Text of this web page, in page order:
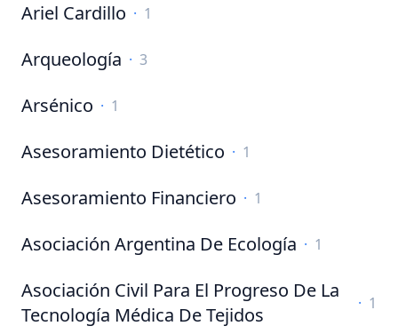
Ariel Cardillo · 1
Arqueología · 3
Arsénico · 1
Asesoramiento Dietético · 1
Asesoramiento Financiero · 1
Asociación Argentina De Ecología · 1
Asociación Civil Para El Progreso De La
Tecnología Médica De Tejidos
· 1